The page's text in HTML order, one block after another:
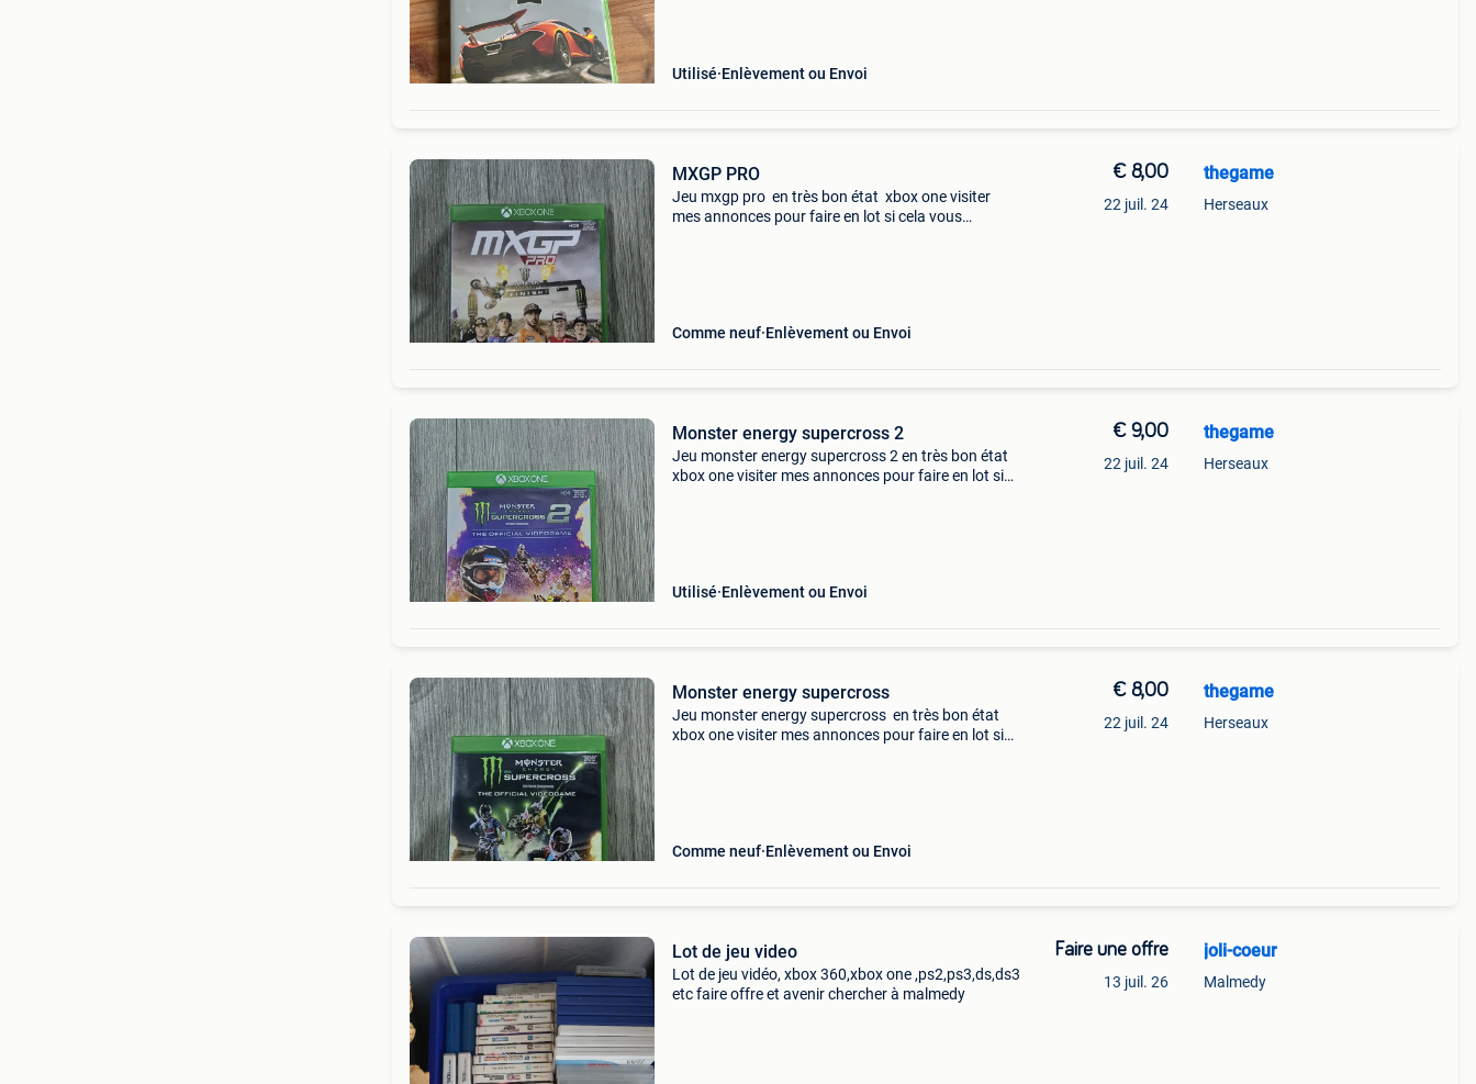
Utilisé Enlèvement ou Envoi
MXGP PRO
Jeu mxgp pro en très bon état xbox one visiter
mes annonces pour faire en lot si cela vous
Comme neuf Enlèvement ou Envoi
€ 8,00
22 juil. 24
thegame
Herseaux
Monster energy supercross 2
Jeu monster energy supercross 2 en très bon état
xbox one visiter mes annonces pour faire en lot si
Utilisé Enlèvement ou Envoi
€ 9,00
22 juil. 24
thegame
Herseaux
Monster energy supercross
Jeu monster energy supercross en très bon état
xbox one visiter mes annonces pour faire en lot si
Comme neuf Enlèvement ou Envoi
€ 8,00
22 juil. 24
thegame
Herseaux
Lot de jeu video
Lot de jeu vidéo, xbox 360,xbox one ,ps2,ps3,ds,ds3
etc faire offre et avenir chercher à malmedy
Faire une offre
13 juil. 26
joli-coeur
Malmedy